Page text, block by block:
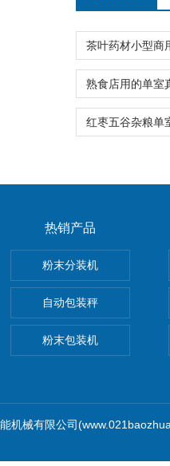
热销产品
粉末分装机
自动包装秤
粉末包装机
机械有限公司